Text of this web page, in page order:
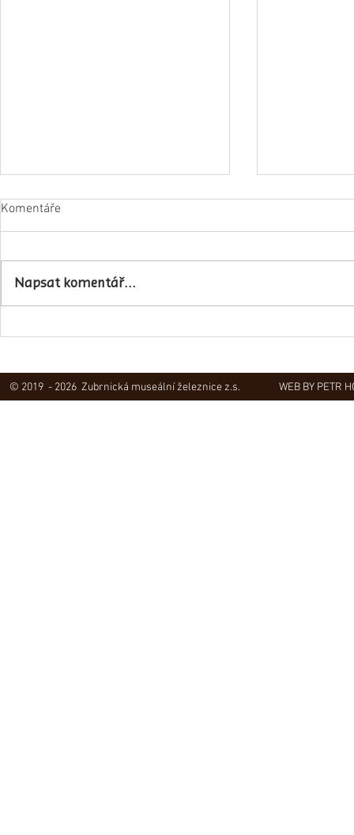
Komentáře
Napsat komentář...
© 2019 - 2026 Zubrnická museální železnice z.s. WEB BY